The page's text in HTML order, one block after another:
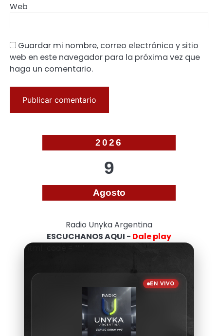
Web
Guardar mi nombre, correo electrónico y sitio
web en este navegador para la próxima vez que
haga un comentario.
2026
9
Agosto
Radio Unyka Argentina
ESCUCHANOS AQUI - Dale play